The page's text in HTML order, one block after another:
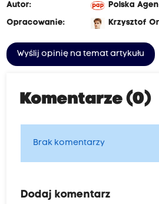
Autor:
Polska
Opracowanie:
Krzysztof
Wyślij opinię na temat artykułu
Komentarze (0)
Brak komentarzy
Dodaj komentarz